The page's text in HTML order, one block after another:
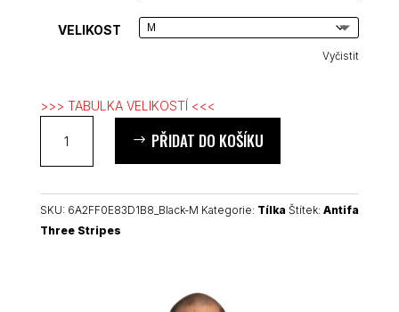
VELIKOST
Vyčistit
>>> TABULKA VELIKOSTÍ <<<
Three
Stripes
tílko
množství
PŘIDAT DO KOŠÍKU
SKU: 6A2FF0E83D1B8_Black-M Kategorie: Tílka Štítek: Antifa
Three Stripes